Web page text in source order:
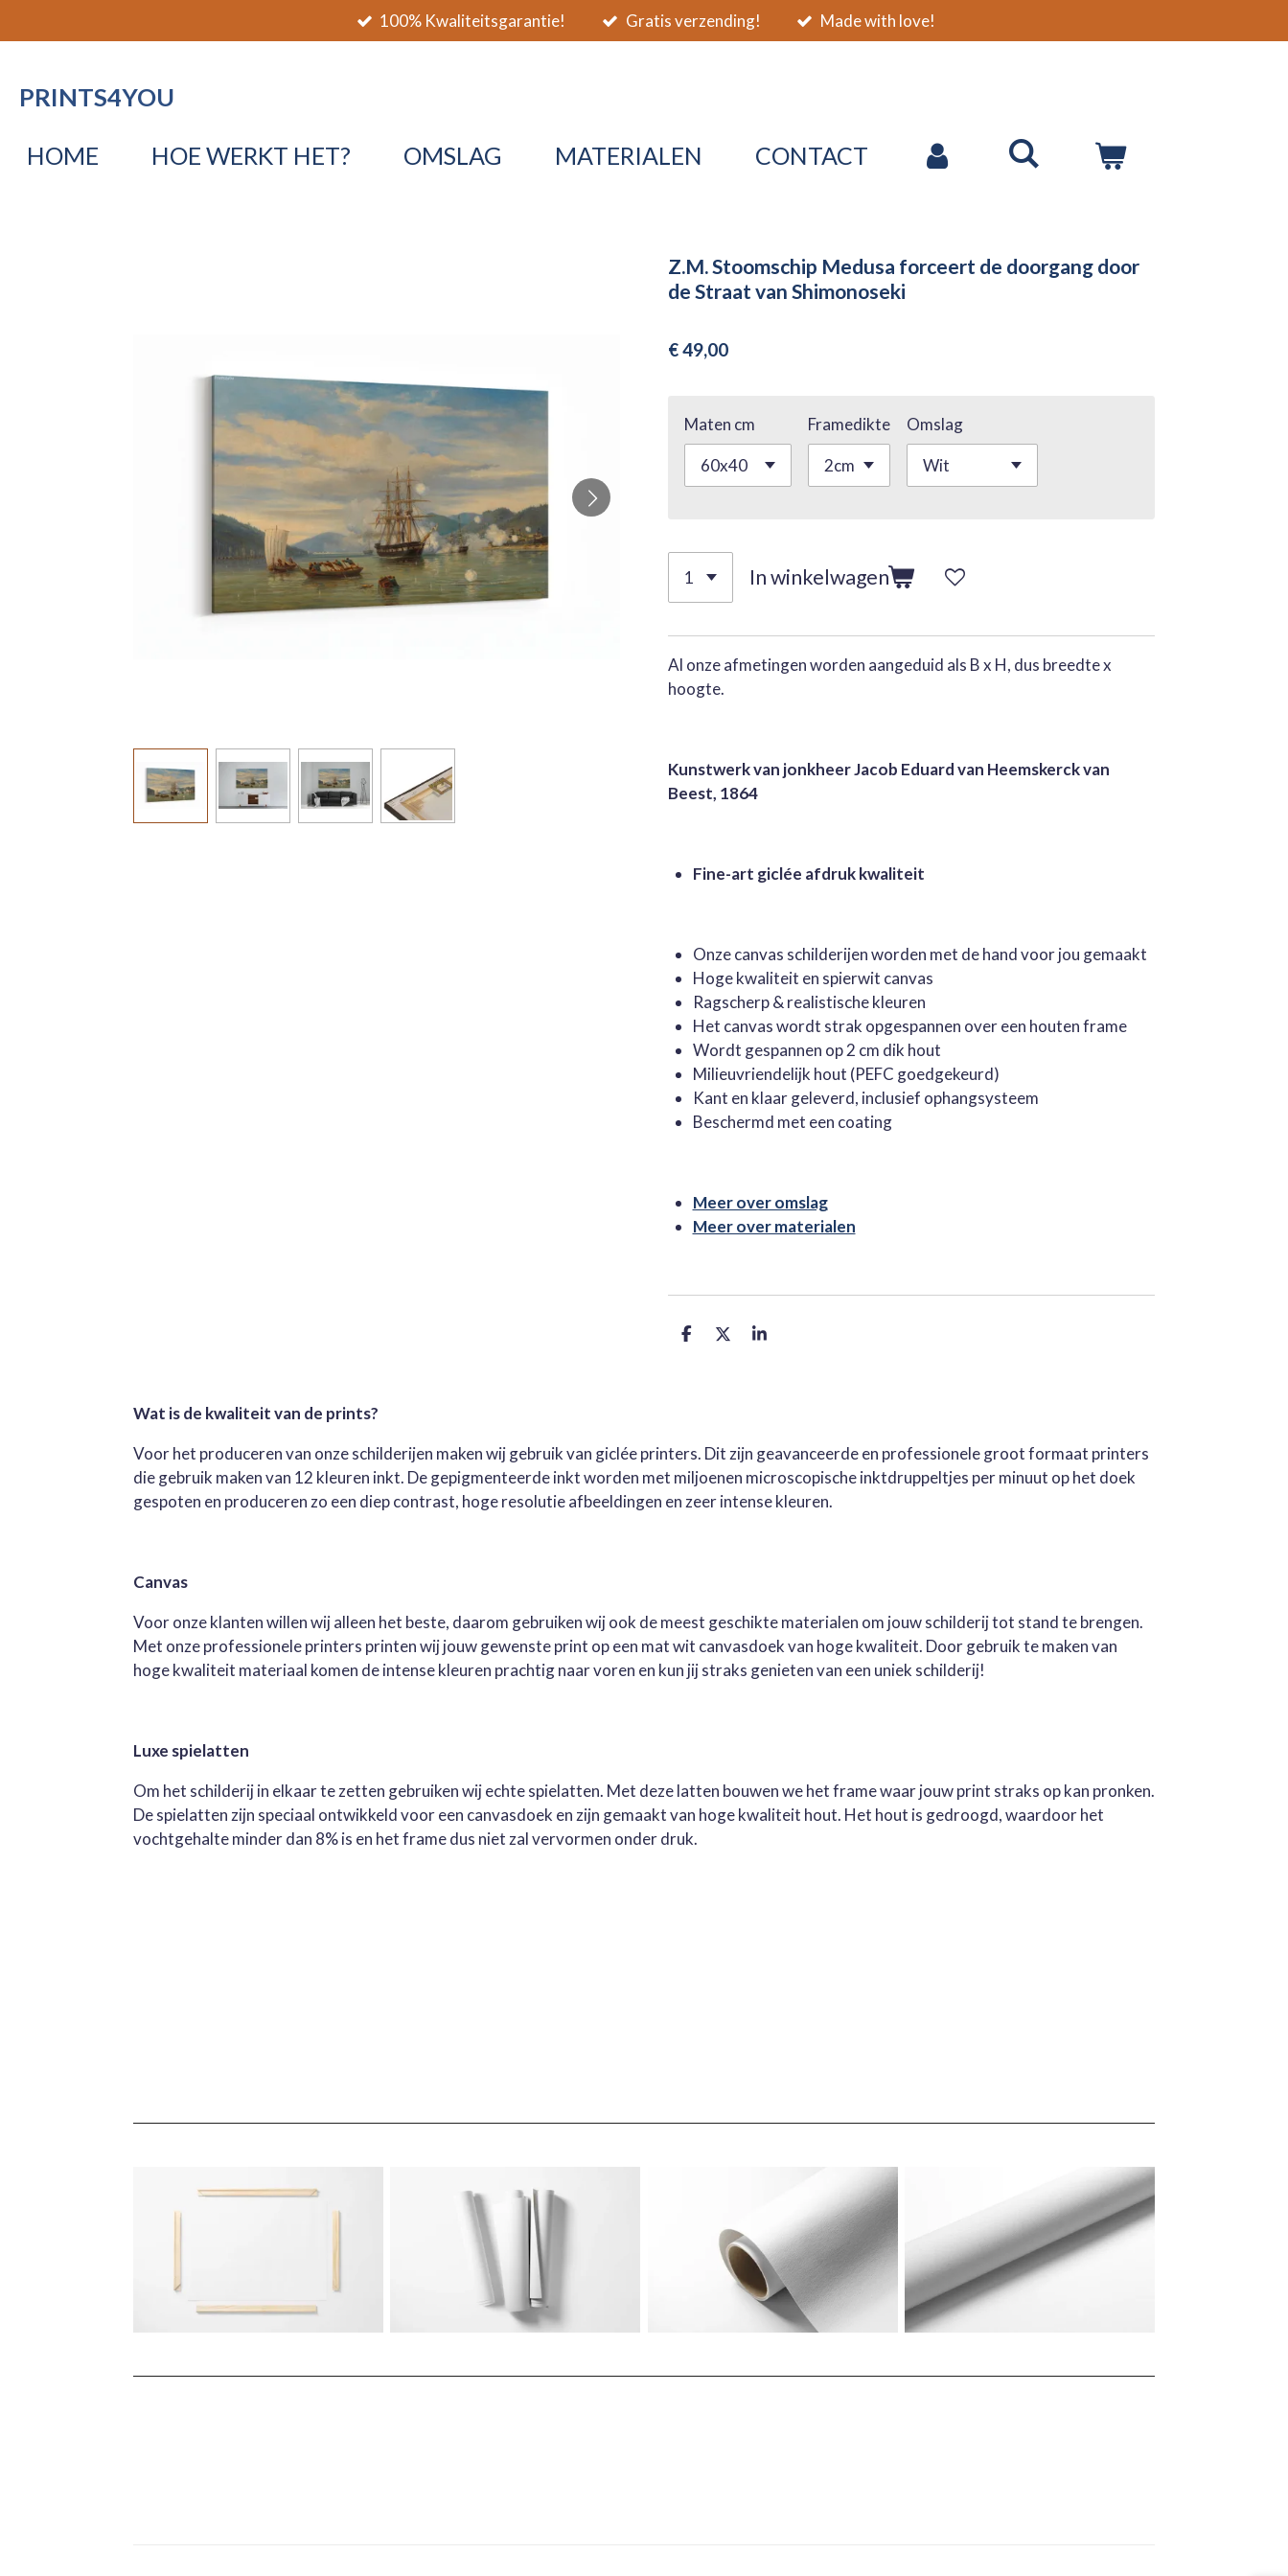
direct
de
100% Kwaliteitsgarantie! Gratis verzending! Made with love!
PRINTS4YOU
HOME HOE WERKT HET? OMSLAG MATERIALEN CONTACT
Z.M. Stoomschip Medusa forceert de doorgang door
de Straat van Shimonoseki
€ 49,00
Maten cm Framedikte Omslag
In winkelwagen
Al onze afmetingen worden aangeduid als B x H, dus breedte x
hoogte.
Kunstwerk van jonkheer Jacob Eduard van Heemskerck van
Beest, 1864
Fine-art giclée afdruk kwaliteit
Onze canvas schilderijen worden met de hand voor jou gemaakt
Hoge kwaliteit en spierwit canvas
Ragscherp & realistische kleuren
Het canvas wordt strak opgespannen over een houten frame
Wordt gespannen op 2 cm dik hout
Milieuvriendelijk hout (PEFC goedgekeurd)
Kant en klaar geleverd, inclusief ophangsysteem
Beschermd met een coating
Meer over omslag
Meer over materialen
D
D
S
Wat is de kwaliteit van de prints?
Voor het produceren van onze schilderijen maken wij gebruik van giclée printers. Dit zijn geavanceerde en professionele groot formaat printers
die gebruik maken van 12 kleuren inkt. De gepigmenteerde inkt worden met miljoenen microscopische inktdruppeltjes per minuut op het doek
gespoten en produceren zo een diep contrast, hoge resolutie afbeeldingen en zeer intense kleuren.
Canvas
Voor onze klanten willen wij alleen het beste, daarom gebruiken wij ook de meest geschikte materialen om jouw schilderij tot stand te brengen.
Met onze professionele printers printen wij jouw gewenste print op een mat wit canvasdoek van hoge kwaliteit. Door gebruik te maken van
hoge kwaliteit materiaal komen de intense kleuren prachtig naar voren en kun jij straks genieten van een uniek schilderij!
Luxe spielatten
Om het schilderij in elkaar te zetten gebruiken wij echte spielatten. Met deze latten bouwen we het frame waar jouw print straks op kan pronken.
De spielatten zijn speciaal ontwikkeld voor een canvasdoek en zijn gemaakt van hoge kwaliteit hout. Het hout is gedroogd, waardoor het
vochtgehalte minder dan 8% is en het frame dus niet zal vervormen onder druk.